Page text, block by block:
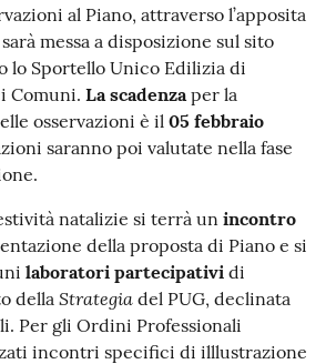
al Piano, attraverso l’apposita
messa a disposizione sul sito
lo Sportello Unico Edilizia di
Comuni. La scadenza per la
osservazioni è il 05 febbraio
saranno poi valutate nella fase
natalizie si terrà un incontro
della proposta di Piano e si
laboratori partecipativi di
della Strategia del PUG, declinata
Per gli Ordini Professionali
incontri specifici di illlustrazione